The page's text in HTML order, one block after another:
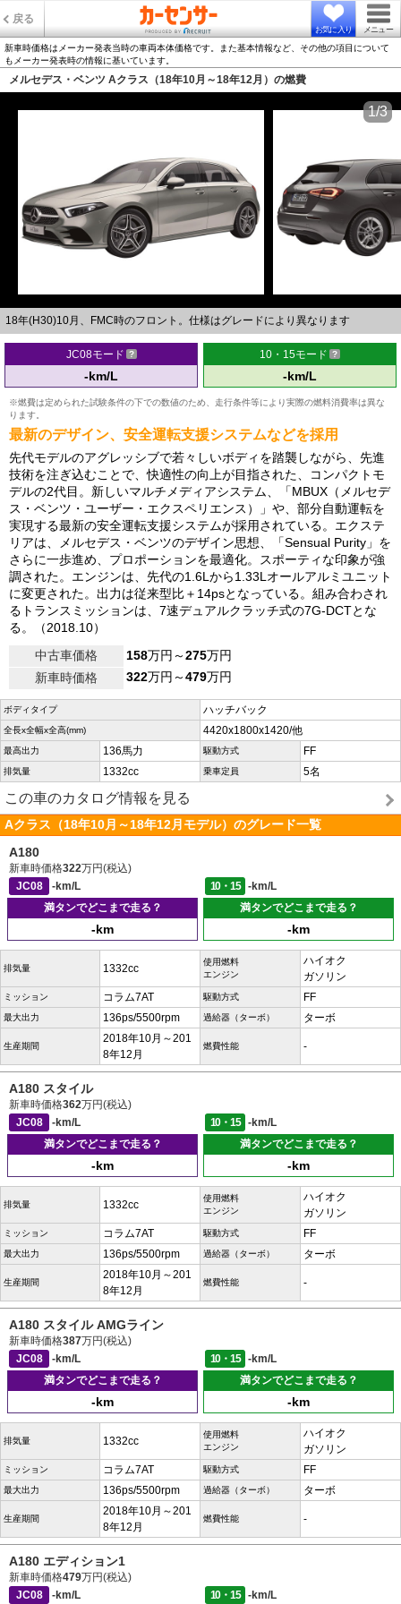
戻る
お気に入り メニュー
新車時価格はメーカー発表当時の車両本体価格です。また基本情報など、その他の項目について
もメーカー発表時の情報に基いています。
メルセデス・ベンツ Aクラス（18年10月～18年12月）の燃費
18年(H30)10月、FMC時のフロント。仕様はグレードにより異なります
1/3
JC08モード
-km/L
10・15モード
-km/L
※燃費は定められた試験条件の下での数値のため、走行条件等により実際の燃料消費率は異な
ります。
最新のデザイン、安全運転支援システムなどを採用
先代モデルのアグレッシブで若々しいボディを踏襲しながら、先進
技術を注ぎ込むことで、快適性の向上が目指された、コンパクトモ
デルの2代目。新しいマルチメディアシステム、「MBUX（メルセデ
ス・ベンツ・ユーザー・エクスペリエンス）」や、部分自動運転を
実現する最新の安全運転支援システムが採用されている。エクステ
リアは、メルセデス・ベンツのデザイン思想、「Sensual Purity」を
さらに一歩進め、プロポーションを最適化。スポーティな印象が強
調された。エンジンは、先代の1.6Lから1.33Lオールアルミユニット
に変更された。出力は従来型比＋14psとなっている。組み合わされ
るトランスミッションは、7速デュアルクラッチ式の7G-DCTとな
る。（2018.10）
中古車価格
158万円～275万円
新車時価格
322万円～479万円
ボディタイプ ハッチバック
全長x全幅x全高(mm) 4420x1800x1420/他
最高出力 136馬力 駆動方式 FF
排気量 1332cc 乗車定員 5名
この車のカタログ情報を見る
Aクラス（18年10月～18年12月モデル）のグレード一覧
A180
新車時価格322万円(税込)
JC08
-km/L 10・15
-km/L
満タンでどこまで走る？
-km
満タンでどこまで走る？
-km
排気量 1332cc
使用燃料
エンジン
ハイオク
ガソリン
ミッション コラム7AT 駆動方式 FF
最大出力 136ps/5500rpm 過給器（ターボ） ターボ
生産期間
2018年10月～201
8年12月
燃費性能 -
A180 スタイル
新車時価格362万円(税込)
JC08
-km/L 10・15
-km/L
満タンでどこまで走る？
-km
満タンでどこまで走る？
-km
排気量 1332cc
使用燃料
エンジン
ハイオク
ガソリン
ミッション コラム7AT 駆動方式 FF
最大出力 136ps/5500rpm 過給器（ターボ） ターボ
生産期間
2018年10月～201
8年12月
燃費性能 -
A180 スタイル AMGライン
新車時価格387万円(税込)
JC08
-km/L 10・15
-km/L
満タンでどこまで走る？
-km
満タンでどこまで走る？
-km
排気量 1332cc
使用燃料
エンジン
ハイオク
ガソリン
ミッション コラム7AT 駆動方式 FF
最大出力 136ps/5500rpm 過給器（ターボ） ターボ
生産期間
2018年10月～201
8年12月
燃費性能 -
A180 エディション1
新車時価格479万円(税込)
JC08
-km/L 10・15 -km/L